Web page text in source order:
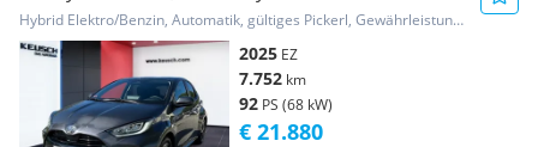
Hybrid Elektro/Benzin, Automatik, gültiges Pickerl, Gewährleistung, Garantie
2025 EZ
7.752 km
92 PS (68 kW)
€ 21.880